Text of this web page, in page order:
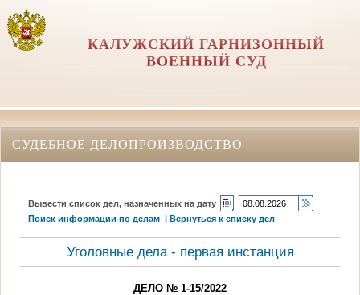
КАЛУЖСКИЙ ГАРНИЗОННЫЙ
ВОЕННЫЙ СУД
СУДЕБНОЕ ДЕЛОПРОИЗВОДСТВО
Вывести список дел, назначенных на дату
Поиск информации по делам |Вернуться к списку дел
Уголовные дела - первая инстанция
ДЕЛО № 1-15/2022